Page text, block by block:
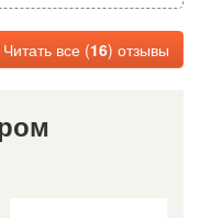
Читать все (16) отзывы